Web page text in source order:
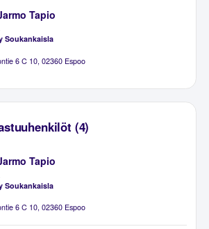
Tapio
Soukankaisla
6 C 10, 02360 Espoo
(4)
Tapio
Soukankaisla
6 C 10, 02360 Espoo